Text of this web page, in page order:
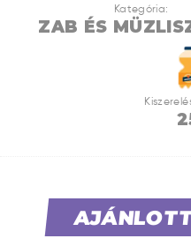
Kategória:
ZAB ÉS